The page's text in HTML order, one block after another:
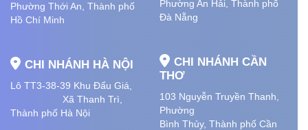
Phường Thới An, Thành phố
Hồ Chí Minh
CHI NHÁNH HÀ NỘI
Lô TT3-38-39 Khu Đấu Giá,
Xã Thanh Trì,
Thành phố Hà Nội
Phường An Hải , Thành phố
Đà Nẵng
CHI NHÁNH CẦN
THƠ
103 Nguyễn Truyền Thanh,
Phường
Bình Thủy, Thành phố Cần